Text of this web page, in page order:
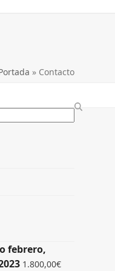
» Contacto
febrero,
1.800,00€